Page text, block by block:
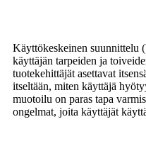
Käyttökeskeinen suunnittelu
käyttäjän tarpeiden ja
tuotekehittäjät asettavat
itseltään, miten käyttäjä
muotoilu on paras tapa
ongelmat, joita käyttäjät